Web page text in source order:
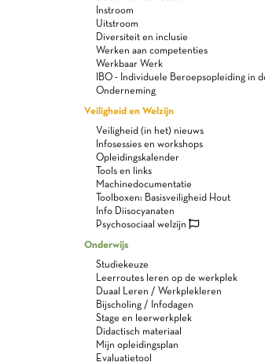
Instroom
Uitstroom
Diversiteit en inclusie
Werken aan competenties
Werkbaar Werk
IBO - Individuele Beroepsopleiding in
Onderneming
Veiligheid en Welzijn
Veiligheid (in het) nieuws
Infosessies en workshops
Opleidingskalender
Tools en links
Machinedocumentatie
Toolboxen: Basisveiligheid Hout
Info Diisocyanaten
Psychosociaal welzijn
Onderwijs
Studiekeuze
Leerroutes leren op de werkplek
Duaal Leren / Werkplekleren
Bijscholing / Infodagen
Stage en leerwerkplek
Didactisch materiaal
Mijn opleidingsplan
Evaluatietool